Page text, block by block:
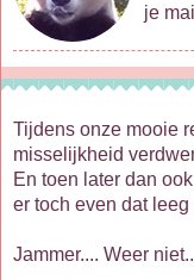
je mail
Tijdens onze mooie
misselijkheid
En toen later dan
er toch even dat leeg
Jammer.... Weer